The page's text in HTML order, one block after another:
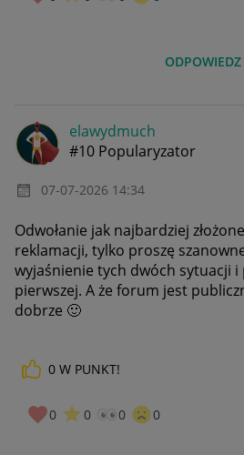
ODPOWIEDZ
elawydmuch
#10 Popularyzator
‎07-07-2026 14:34
Odwołanie jak najbardziej
reklamacji, tylko proszę
wyjaśnienie tych dwóch sytuacji
pierwszej. A że forum jest
dobrze 🙂
0 W PUNKT!
0 0 0 0